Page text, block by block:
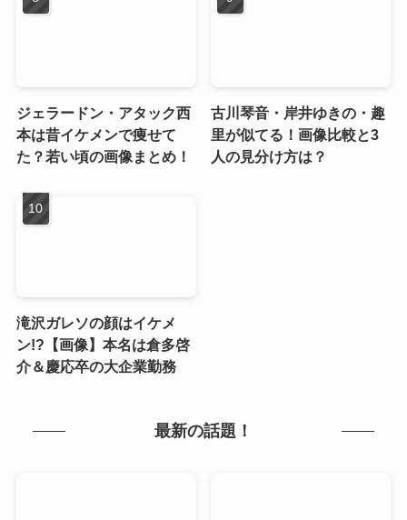
ジェラードン・アタック西
本は昔イケメンで痩せて
た？若い頃の画像まとめ！
古川琴音・岸井ゆきの・趣
里が似てる！画像比較と3
人の見分け方は？
滝沢ガレソの顔はイケメ
ン!?【画像】本名は倉多啓
介＆慶応卒の大企業勤務
最新の話題！